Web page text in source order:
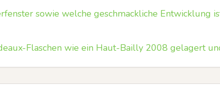
sowie welche geschmackliche Entwicklung
Flaschen wie ein Haut-Bailly 2008 gelagert